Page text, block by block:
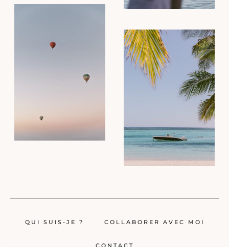
QUI SUIS-JE ? COLLABORER AVEC MOI
CONTACT